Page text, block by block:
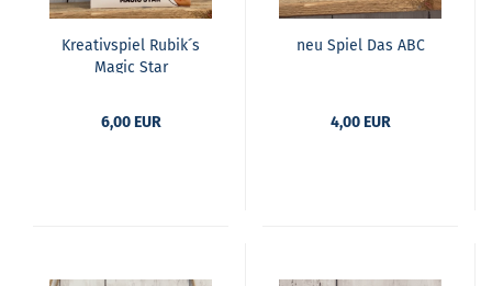
Krea­tiv­spiel Rubik´s
Magic Star
6,00 EUR
neu Spiel Das ABC
4,00 EUR